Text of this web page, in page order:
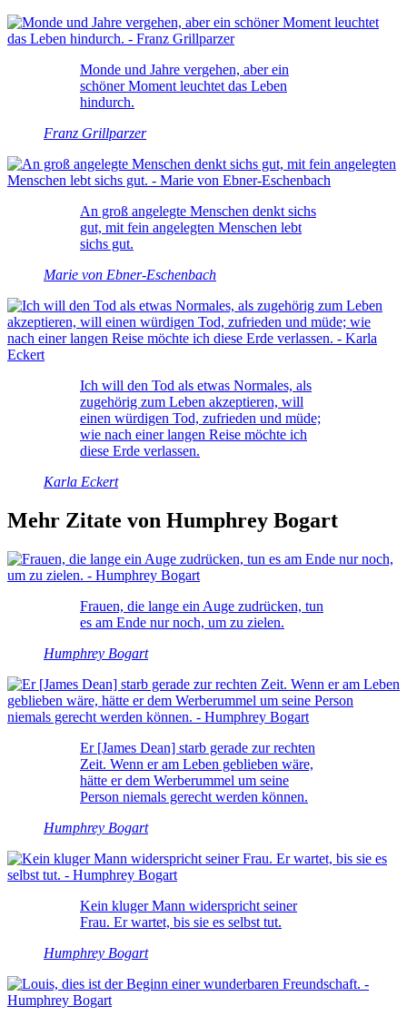
Monde und Jahre vergehen, aber ein
schöner Moment leuchtet das Leben
hindurch.
Franz Grillparzer
An groß angelegte Menschen denkt sichs
gut, mit fein angelegten Menschen lebt
sichs gut.
Marie von Ebner-Eschenbach
Ich will den Tod als etwas Normales, als
zugehörig zum Leben akzeptieren, will
einen würdigen Tod, zufrieden und müde;
wie nach einer langen Reise möchte ich
diese Erde verlassen.
Karla Eckert
Mehr Zitate von Humphrey Bogart
Frauen, die lange ein Auge zudrücken, tun
es am Ende nur noch, um zu zielen.
Humphrey Bogart
Er [James Dean] starb gerade zur rechten
Zeit. Wenn er am Leben geblieben wäre,
hätte er dem Werberummel um seine
Person niemals gerecht werden können.
Humphrey Bogart
Kein kluger Mann widerspricht seiner
Frau. Er wartet, bis sie es selbst tut.
Humphrey Bogart